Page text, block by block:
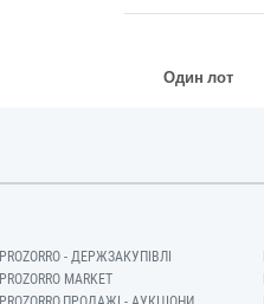
Один лот
PROZORRO - ДЕРЖЗАКУПІВЛІ
PROZORRO MARKET